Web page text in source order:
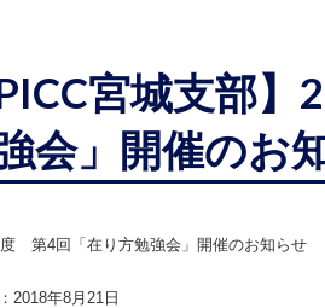
PICC宮城支部
会」開催のお
度 第4回 「在り方勉強会」開催のお知らせ
2018年8月 21 日